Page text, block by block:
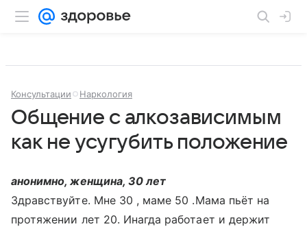
Консультации Наркология
Общение с алкозависимым
как не усугубить положение
анонимно, женщина, 30 лет
Здравствуйте. Мне 30 , маме 50 .Мама пьёт на
протяжении лет 20. Инагда работает и держит